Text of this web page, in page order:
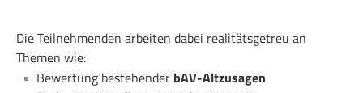
Die Teilnehmenden arbeiten dabei realitätsgetreu an
Themen wie:
Bewertung bestehender bAV-Altzusagen